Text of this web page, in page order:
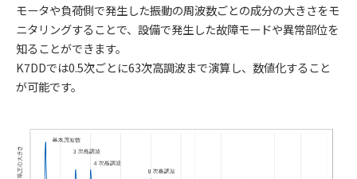
モータや負荷側で発生した振動の周波数ごとの成分の大きさをモ
ニタリングすることで、設備で発生した故障モードや異常部位を
知ることができます。
K7DDでは0.5次ごとに63次高調波まで演算し、数値化すること
が可能です。